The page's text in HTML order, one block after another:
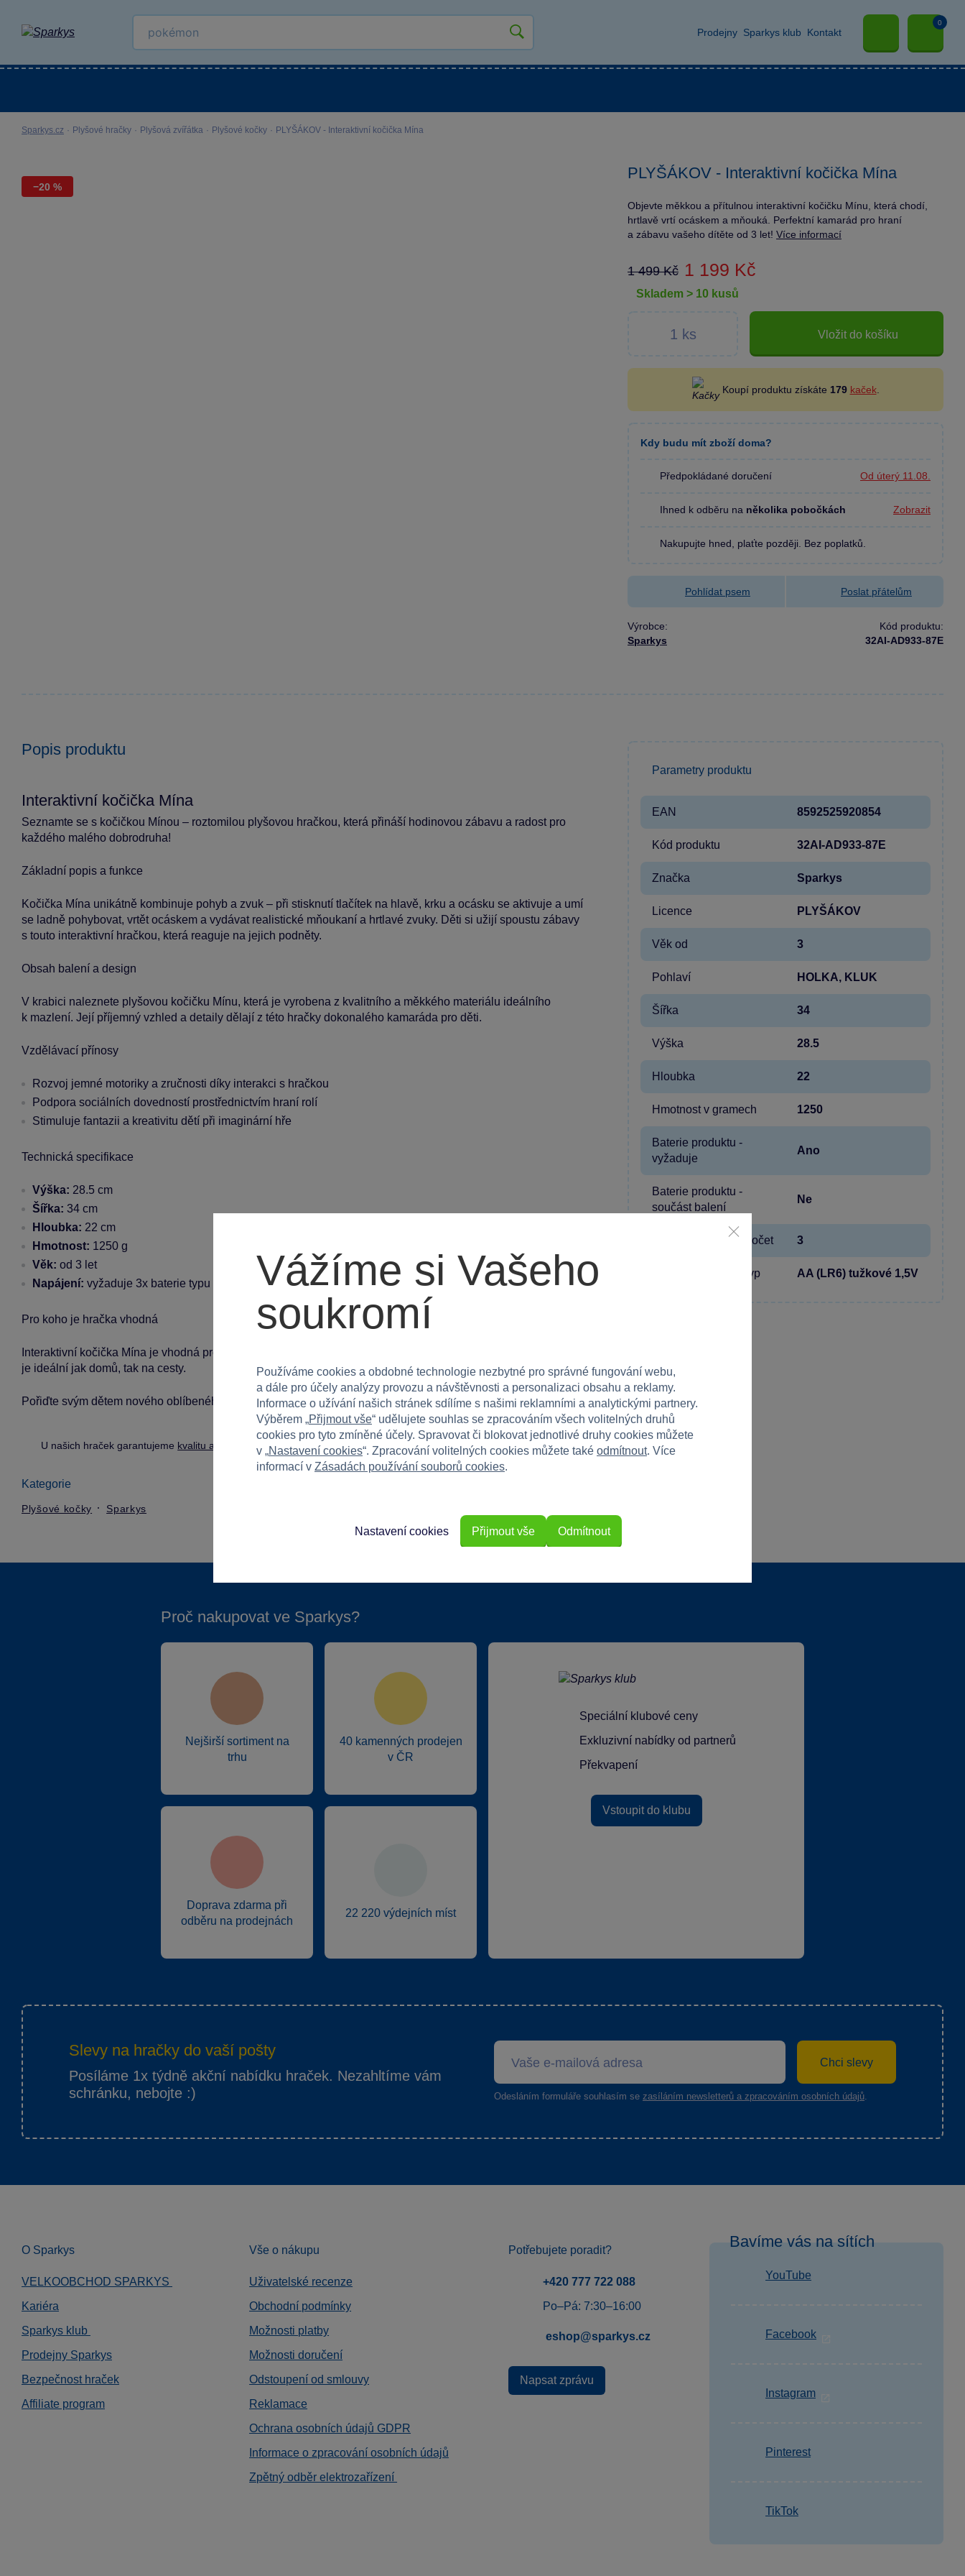
Prodejny Sparkys klub Kontakt
0
Sparkys.cz · Plyšové hračky · Plyšová zvířátka · Plyšové kočky · PLYŠÁKOV - Interaktivní kočička Mína
−20 %
PLYŠÁKOV - Interaktivní kočička Mína
Objevte měkkou a přítulnou interaktivní kočičku Mínu, která chodí,
hrtlavě vrtí ocáskem a mňouká. Perfektní kamarád pro hraní
a zábavu vašeho dítěte od 3 let! Více informací
1 499 Kč 1 199 Kč
skladem > 10 kusů
Vložit do košíku
Koupí produktu získáte 179 kaček.
Kdy budu mít zboží doma?
Předpokládané doručení Od úterý 11.08.
Ihned k odběru na několika pobočkách Zobrazit
Nakupujte hned, plaťte později. Bez poplatků.
Pohlídat psem Poslat přátelům
Výrobce:
Sparkys
Kód produktu:
32AI-AD933-87E
Popis produktu
Interaktivní kočička Mína
Seznamte se s kočičkou Mínou – roztomilou plyšovou hračkou, která přináší hodinovou zábavu a radost pro
každého malého dobrodruha!
Základní popis a funkce
Kočička Mína unikátně kombinuje pohyb a zvuk – při stisknutí tlačítek na hlavě, krku a ocásku se aktivuje a umí
se ladně pohybovat, vrtět ocáskem a vydávat realistické mňoukaní a hrtlavé zvuky. Děti si užijí spoustu zábavy
s touto interaktivní hračkou, která reaguje na jejich podněty.
Obsah balení a design
V krabici naleznete plyšovou kočičku Mínu, která je vyrobena z kvalitního a měkkého materiálu ideálního
k mazlení. Její příjemný vzhled a detaily dělají z této hračky dokonalého kamaráda pro děti.
Vzdělávací přínosy
Rozvoj jemné motoriky a zručnosti díky interakci s hračkou
Podpora sociálních dovedností prostřednictvím hraní rolí
Stimuluje fantazii a kreativitu dětí při imaginární hře
Technická specifikace
Výška: 28.5 cm
Šířka: 34 cm
Hloubka: 22 cm
Hmotnost: 1250 g
Věk: od 3 let
Napájení: vyžaduje 3x baterie typu 1,5V AA (nejsou součástí balení)
Pro koho je hračka vhodná
Interaktivní kočička Mína je vhodná pro děti od 3 let a je určena jak pro holky, tak pro kluky. Tato hračka
je ideální jak domů, tak na cesty.
Pořiďte svým dětem nového oblíbeného mazlíčka! Interaktivní kočička Mína slibuje hodiny zábavy a radosti.
U našich hraček garantujeme kvalitu a bezpečnost.
Kategorie
Plyšové kočky Sparkys
Parametry produktu
EAN 8592525920854
Kód produktu 32AI-AD933-87E
Značka Sparkys
Licence PLYŠÁKOV
Věk od 3
Pohlaví HOLKA, KLUK
Šířka 34
Výška 28.5
Hloubka 22
Hmotnost v gramech 1250
Baterie produktu -
vyžaduje
Ano
Baterie produktu -
součást balení
Ne
Baterie produktu - počet 3
Baterie produktu - typ AA (LR6) tužkové 1,5V
Proč nakupovat ve Sparkys?
Nejširší sortiment na
trhu
40 kamenných prodejen
v ČR
Doprava zdarma při
odběru na prodejnách
22 220 výdejních míst
Speciální klubové ceny
Exkluzivní nabídky od partnerů
Překvapení
Vstoupit do klubu
Slevy na hračky do vaší pošty
Posíláme 1x týdně akční nabídku hraček. Nezahltíme vám
schránku, nebojte :)
Chci slevy
Odesláním formuláře souhlasím se zasíláním newsletterů a zpracováním osobních údajů
O Sparkys
VELKOOBCHOD SPARKYS
Kariéra
Sparkys klub
Prodejny Sparkys
Bezpečnost hraček
Affiliate program
Vše o nákupu
Uživatelské recenze
Obchodní podmínky
Možnosti platby
Možnosti doručení
Odstoupení od smlouvy
Reklamace
Ochrana osobních údajů GDPR
Informace o zpracování osobních údajů
Zpětný odběr elektrozařízení
Potřebujete poradit?
+420 777 722 088
Po–Pá: 7:30–16:00
eshop@sparkys.cz
Napsat zprávu
Bavíme vás na sítích
YouTube
Facebook
Instagram
Pinterest
TikTok
Vážíme si Vašeho
soukromí
Používáme cookies a obdobné technologie nezbytné pro správné fungování webu,
a dále pro účely analýzy provozu a návštěvnosti a personalizaci obsahu a reklamy.
Informace o užívání našich stránek sdílíme s našimi reklamními a analytickými partnery.
Výběrem „Přijmout vše“ udělujete souhlas se zpracováním všech volitelných druhů
cookies pro tyto zmíněné účely. Spravovat či blokovat jednotlivé druhy cookies můžete
v „Nastavení cookies“. Zpracování volitelných cookies můžete také odmítnout. Více
informací v Zásadách používání souborů cookies.
Odmítnout
Nastavení cookies Přijmout vše